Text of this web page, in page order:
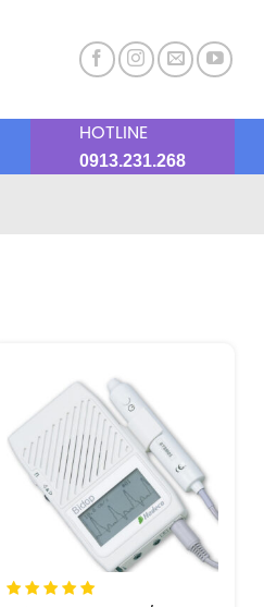
HOTLINE
0913.231.268